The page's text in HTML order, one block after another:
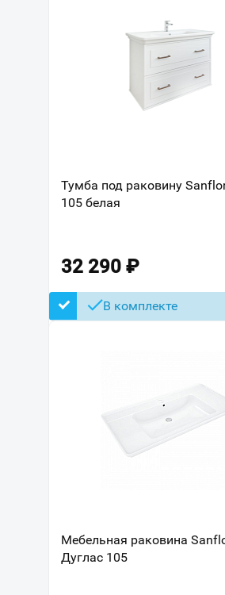
Тумба под раковину
105 белая
32 290 ₽
В комплекте
Мебельная раковина
Дуглас 105